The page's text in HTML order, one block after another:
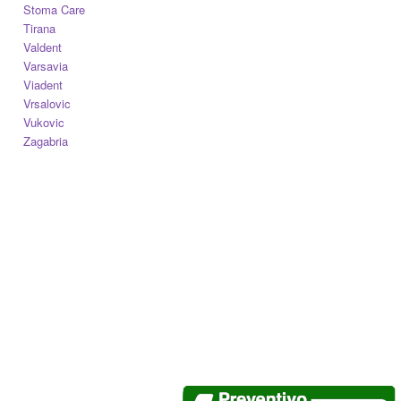
Stoma Care
Tirana
Valdent
Varsavia
Viadent
Vrsalovic
Vukovic
Zagabria